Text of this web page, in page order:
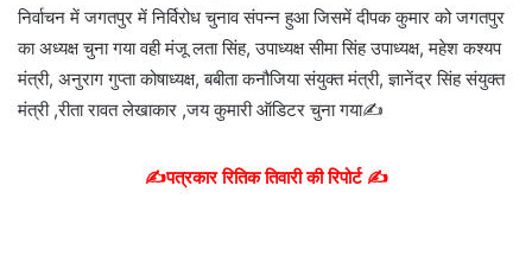
निर्वाचन में जगतपुर में निर्विरोध चुनाव संपन्न हुआ जिसमें दीपक कुमार को जगतपुर
का अध्यक्ष चुना गया वही मंजू लता सिंह, उपाध्यक्ष सीमा सिंह उपाध्यक्ष, महेश कश्यप
मंत्री, अनुराग गुप्ता कोषाध्यक्ष, बबीता कनौजिया संयुक्त मंत्री, ज्ञानेंद्र सिंह संयुक्त
मंत्री ,रीता रावत लेखाकार ,जय कुमारी ऑडिटर चुना गया✍️
✍️पत्रकार रितिक तिवारी की रिपोर्ट ✍️